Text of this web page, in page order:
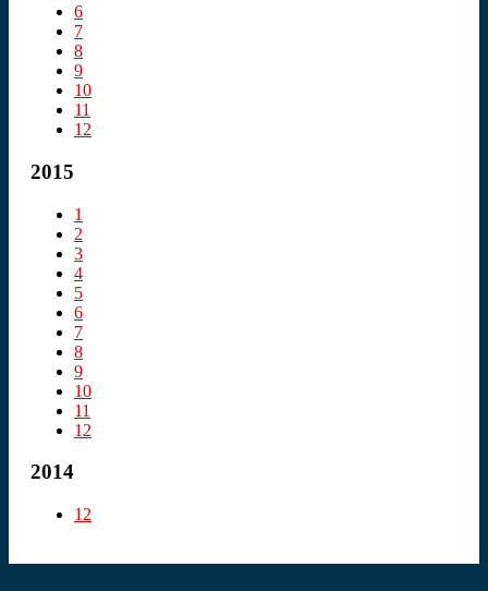
6
7
8
9
10
11
12
2015
1
2
3
4
5
6
7
8
9
10
11
12
2014
12